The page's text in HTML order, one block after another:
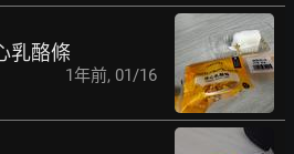
乳酪條
1年前, 01/16